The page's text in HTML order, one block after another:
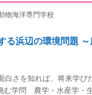
物海洋専門学校
る浜辺の環境問題
さを知れば、将来学び
む学問 農学・水産学・